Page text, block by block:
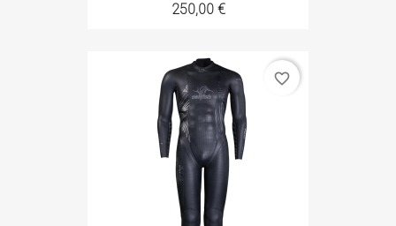
250,00 €
favorite_border